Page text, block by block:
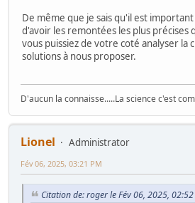
De même que je sais qu'il est
d'avoir les remontées les plus précises
vous puissiez de votre coté analyser la
solutions à nous proposer.
D'aucun la connaisse.....La science c'est
Lionel
Administrator
Fév 06, 2025, 03:21 PM
Citation de: roger le Fév 06, 2025, 02:52